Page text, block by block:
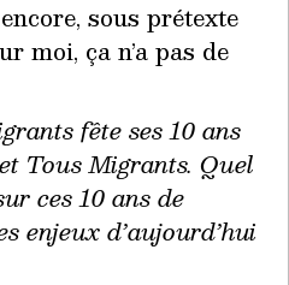
sous prétexte
moi, ça n’a pas de
fête ses 10 ans
Tous Migrants. Quel
ces 10 ans de
enjeux d’aujourd’hui